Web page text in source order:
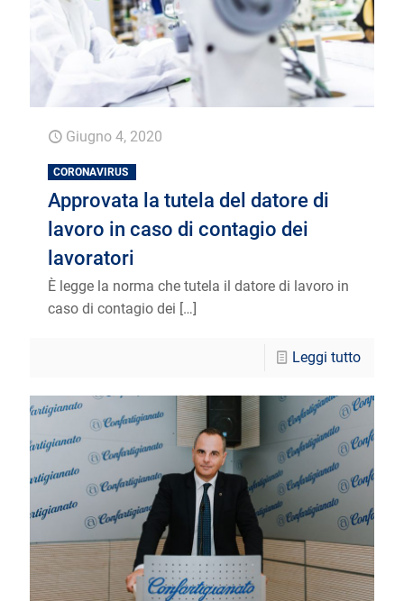
Giugno 4, 2020
CORONAVIRUS
Approvata la tutela del datore di
lavoro in caso di contagio dei
lavoratori
È legge la norma che tutela il datore di lavoro in
caso di contagio dei […]
Leggi tutto